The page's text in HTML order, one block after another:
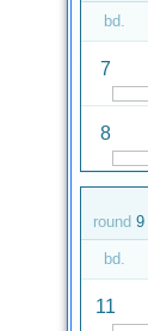
bd.
7
8
round 9
bd.
11